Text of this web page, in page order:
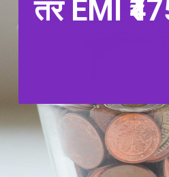
तर EMI